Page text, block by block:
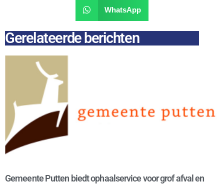
WhatsApp
Gerelateerde berichten
Gemeente Putten biedt ophaalservice voor grof afval en